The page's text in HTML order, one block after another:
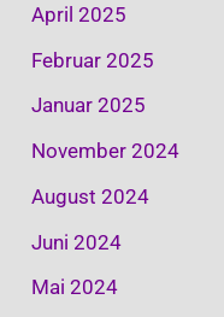
April 2025
Februar 2025
Januar 2025
November 2024
August 2024
Juni 2024
Mai 2024